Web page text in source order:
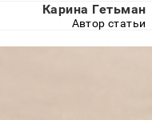
Карина Гетьман
Автор статьи